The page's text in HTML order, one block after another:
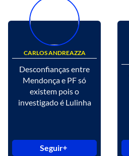
CARLOS ANDREAZZA
Desconfianças entre
Mendonça e PF só
existem pois o
investigado é Lulinha
Seguir